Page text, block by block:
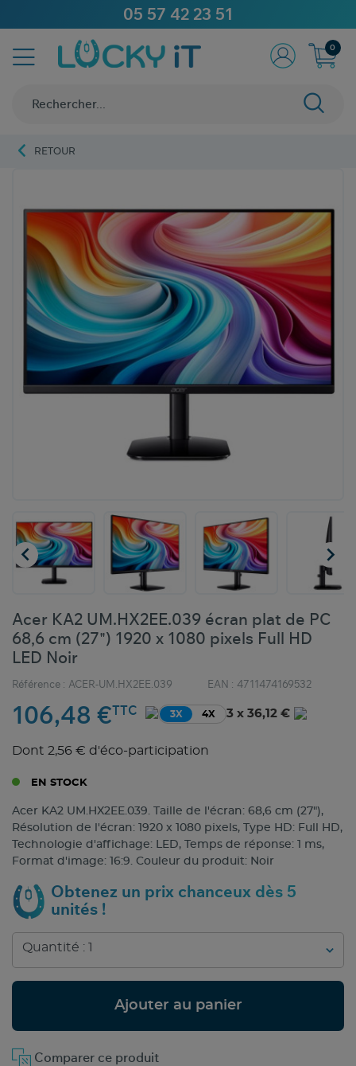
05 57 42 23 51
0
RETOUR
 
Acer KA2 UM.HX2EE.039 écran plat de PC
68,6 cm (27") 1920 x 1080 pixels Full HD
LED Noir
Référence : ACER-UM.HX2EE.039 EAN : 4711474169532
106,48 €TTC 3X 4X 3 x 36,12 €
Dont 2,56 € d'éco-participation
EN STOCK
Acer KA2 UM.HX2EE.039. Taille de l'écran: 68,6 cm (27"),
Résolution de l'écran: 1920 x 1080 pixels, Type HD: Full HD,
Technologie d'affichage: LED, Temps de réponse: 1 ms,
Format d'image: 16:9. Couleur du produit: Noir
Obtenez un prix chanceux dès 5
unités !
Ajouter au panier
Comparer ce produit